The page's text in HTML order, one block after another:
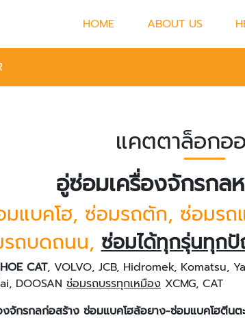
HOME ABOUT US
แคตตาล็อกอ
อู่ซ่อมเครื่องจักรกล
มแบคโฮ, ซ่อมรถตัก, ซ่อมรถ
รถบดถนน,ซ่อมได้ทุกรุ่นทุกปั
CAT, VOLVO, JCB, Hidromek, Komatsu,
DOOSAN ซ่อมรถบรรทุกเหมือง XCMG, CAT
จักรกลก่อสร้าง ซ่อมแบคโฮล้อยาง-ซ่อมแบคโฮตีนต